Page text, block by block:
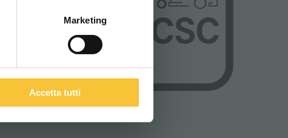
Marketing
Accetta tutti